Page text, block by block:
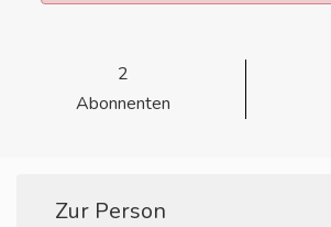
2
Abonnenten
Zur Person